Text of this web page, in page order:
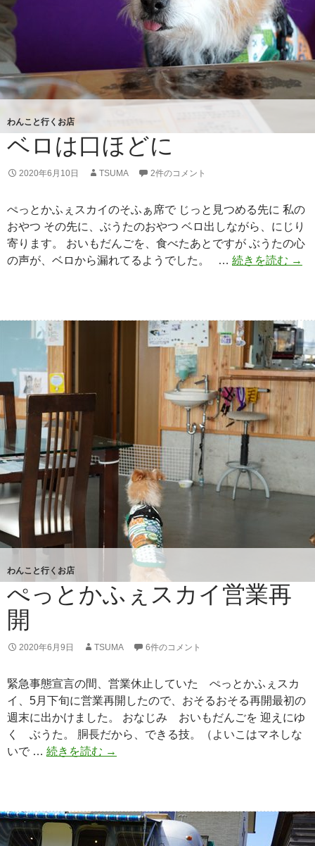
わんこと行くお店
ベロは口ほどに
2020年6月10日 TSUMA 2件のコメント
ぺっとかふぇスカイのそふぁ席で じっと見つめる先に 私の
おやつ その先に、ぶうたのおやつ ベロ出しながら、にじり
寄ります。 おいもだんごを、食べたあとですが ぶうたの心
の声が、ベロから漏れてるようでした。 … 続きを読む ベ
ほ
ど
に
→
わんこと行くお店
ぺっとかふぇスカイ営業再
開
2020年6月9日 TSUMA 6件のコメント
緊急事態宣言の間、営業休止していた ぺっとかふぇスカ
イ、5月下旬に営業再開したので、おそるおそる再開最初の
週末に出かけました。 おなじみ おいもだんごを 迎えにゆ
く ぶうた。 胴長だから、できる技。（よいこはマネしな
いで … 続きを読む ぺ
ふ
ぇ
→